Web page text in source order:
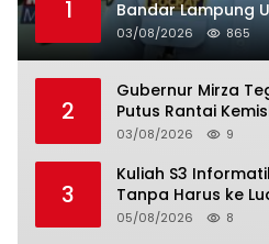
1
Bandar Lampung
03/08/2026 865
2
Gubernur Mirza
Putus Rantai
03/08/2026 9
3
Kuliah S3
Tanpa Harus ke
05/08/2026 8